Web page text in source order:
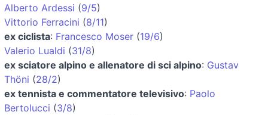
Alberto Ardessi (9/5)
Vittorio Ferracini (8/11)
ex ciclista: Francesco Moser (19/6)
Valerio Lualdi (31/8)
ex sciatore alpino e allenatore di sci alpino: Gustav
Thöni (28/2)
ex tennista e commentatore televisivo: Paolo
Bertolucci (3/8)